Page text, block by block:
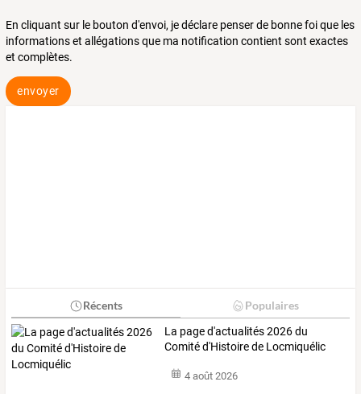
En cliquant sur le bouton d'envoi, je déclare penser de bonne foi que les
informations et allégations que ma notification contient sont exactes
et complètes.
envoyer
Récents Populaires
La page d'actualités 2026 du
Comité d'Histoire de Locmiquélic
4 août 2026